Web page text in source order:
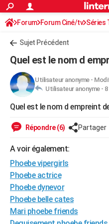
ACTUALITÉS
Politique
Société
Faits Divers
Education
Monde
Villes
+
FINANCE
Retraite
Impôts
Epargne
Immobilier
Risques naturels par ville
Banque
Assurance
Crédit
AUTO
Essais
Réserver un essai
Citadines
Berlines
SUV
Forum auto
+
Mobiles
Meilleur smartphone
Internet
Ordinateurs
Jeux vidéo
Guide high-tech
BRICOLAGE
Forum
Aménagement intérieur
Extérieur
Cuisine
Salle de bains
Jardinage
Rangement
WEEK-END
Guides de France
Escapades
Patrimoine
Expositions
Musées
Week-end nature
+LIFESTYLE
Art de vivre
Bien-être
Loisirs
Mode
Modes de vie
SANTE
Alimentation
Guide de la santé
Maladies
Médicaments
Sommeil
VOYAGE
Forum Forum Ciné/tv Séries
Sujet Précédent
Quel est le nom d
Utilisateur anonyme-
Utilisateur anonyme -
Quel est le nom d empreint
Répondre (6) Partager
A voir également:
Phoebe vipergirls
Phoebe actrice
Phoebe dynevor
Phoebe belle cates
Mari phoebe friends